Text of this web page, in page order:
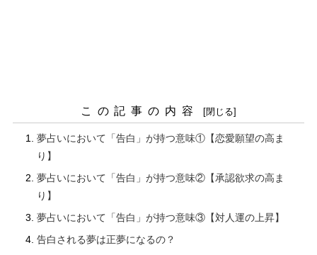
この記事の内容
夢占いにおいて「告白」が持つ意味①【恋愛願望の高ま
り】
夢占いにおいて「告白」が持つ意味②【承認欲求の高ま
り】
夢占いにおいて「告白」が持つ意味③【対人運の上昇】
告白される夢は正夢になるの？